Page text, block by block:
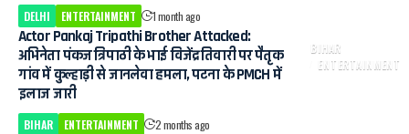
DELHI ENTERTAINMENT 1 month ago
BIHAR
ENTERTAINMENT
Actor Pankaj Tripathi Brother Attacked:
अभिनेता पंकज त्रिपाठी के भाई विजेंद्र तिवारी पर पैतृक
गांव में कुल्हाड़ी से जानलेवा हमला, पटना के PMCH में
इलाज जारी
BIHAR ENTERTAINMENT 2 months ago